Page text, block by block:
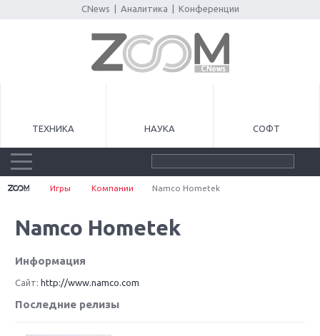
CNews Аналитика Конференции
ТЕХНИКА НАУКА СОФТ
Игры Компании Namco Hometek
Namco Hometek
Информация
Сайт: http://www.namco.com
Последние релизы